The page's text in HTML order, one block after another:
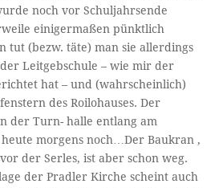
noch vor Schuljahrsende
einigermaßen pünktlich
tut (bezw. täte) man sie allerdings
Leitgebschule – wie mir der
hat – und (wahrscheinlich)
des Roilohauses. Der
der Turn- halle entlang am
morgens noch…Der Baukran ,
der Serles, ist aber schon weg.
der Pradler Kirche scheint auch